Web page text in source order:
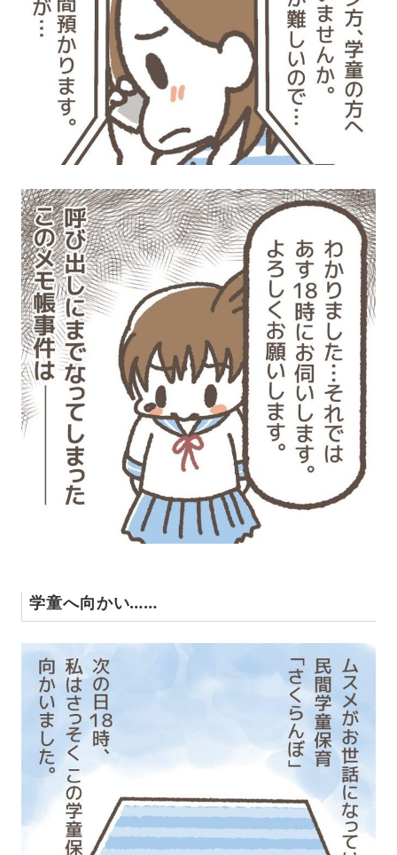
学童へ向かい……